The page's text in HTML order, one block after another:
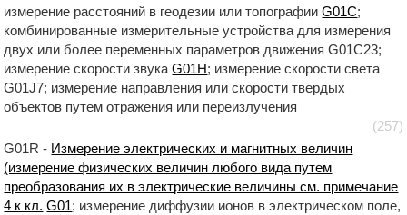
измерение расстояний в геодезии или топографииG01C;
комбинированные измерительные устройства для измерения
двух или более переменных параметров движения G01C23;
измерение скорости звукаG01H; измерение скорости света
G01J7; измерение направления или скорости твердых
объектов путем отражения или переизлучения
(257)
G01R - Измерение электрических и магнитных величин
(измерение физических величин любого вида путем
преобразования их в электрические величины см. примечание
4 к кл. G01; измерение диффузии ионов в электрическом поле,